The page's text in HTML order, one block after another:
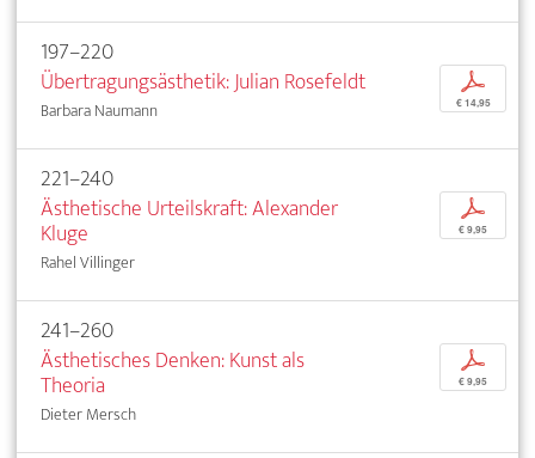
197–220
Übertragungsästhetik: Julian Rosefeldt
Barbara Naumann
p
€ 14,95
221–240
Ästhetische Urteilskraft: Alexander
Kluge
Rahel Villinger
p
€ 9,95
241–260
Ästhetisches Denken: Kunst als
Theoria
Dieter Mersch
p
€ 9,95